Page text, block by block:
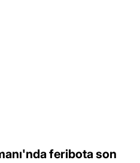
feribota son